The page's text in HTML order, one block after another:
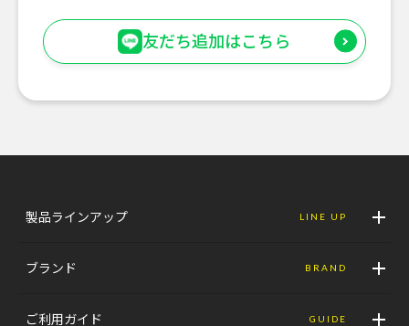
友だち追加はこちら
製品ラインアップ LINE UP
ブランド BRAND
ご利用ガイド GUIDE